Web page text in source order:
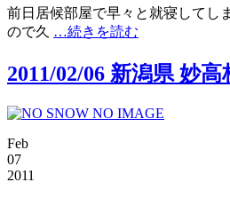
前日居候部屋で早々と就寝してし
ので久 …続きを読む
2011/02/06 新潟県 妙
Feb
07
2011